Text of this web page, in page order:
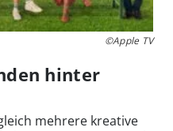
©Apple TV
hinter
mehrere kreative